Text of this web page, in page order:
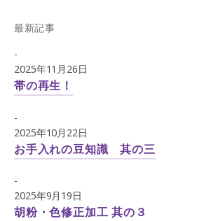
最新記事
-
2025年11月26日
帯の再生！
-
2025年10月22日
お手入れの豆知識 其の三
-
2025年9月19日
胡粉・色修正加工 其の３